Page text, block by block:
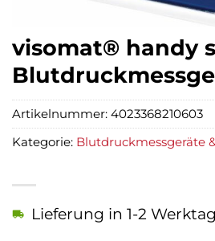
visomat® handy
Lieferung in 1-2
Artikelnummer: 4023368210603
Kategorie: Blutdruckmessgeräte